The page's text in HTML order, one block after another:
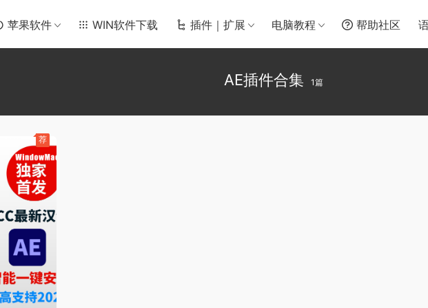
苹果软件 WIN软件下载 插件｜扩展 电脑教程 帮助社区
AE插件合集 1篇
荐